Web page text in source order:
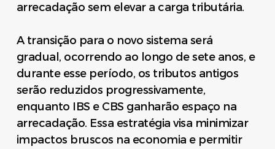
arrecadação sem elevar a carga tributária.
A transição para o novo sistema será
gradual, ocorrendo ao longo de sete anos, e
durante esse período, os tributos antigos
serão reduzidos progressivamente,
enquanto IBS e CBS ganharão espaço na
arrecadação. Essa estratégia visa minimizar
impactos bruscos na economia e permitir